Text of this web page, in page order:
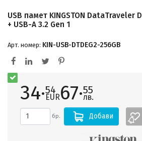
USB памет KINGSTON DataTraveler
+ USB-A 3.2 Gen 1
Арт. номер: KIN-USB-DTDEG2-256GB
34·54
EUR67·55
лв.
бр. Добави